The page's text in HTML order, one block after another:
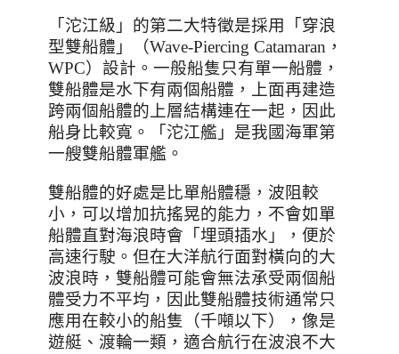
「沱江級」的第二大特徵是採用「穿浪
型雙船體」（Wave-Piercing Catamaran ，
WPC）設計。一般船隻只有單一船體，
雙船體是水下有兩個船體，上面再建造
跨兩個船體的上層結構連在一起，因此
船身比較寬。「沱江艦」是我國海軍第
一艘雙船體軍艦。
雙船體的好處是比單船體穩，波阻較
小，可以增加抗搖晃的能力，不會如單
船體直對海浪時會「埋頭插水」，便於
高速行駛。但在大洋航行面對橫向的大
波浪時，雙船體可能會無法承受兩個船
體受力不平均，因此雙船體技術通常只
應用在較小的船隻 （千噸以下）
，像是
遊艇、渡輪一類，適合航行在波浪不大